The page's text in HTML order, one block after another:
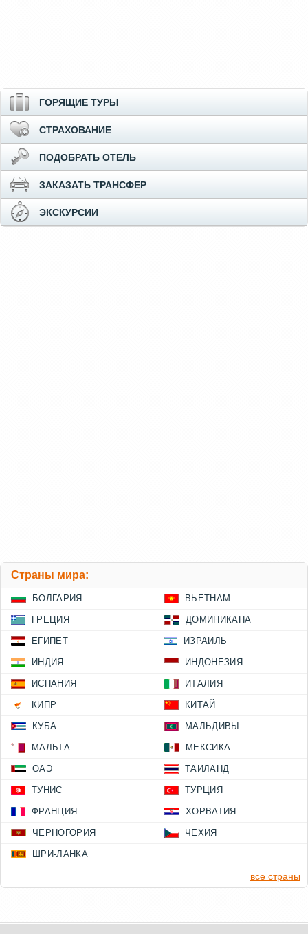
ГОРЯЩИЕ ТУРЫ
СТРАХОВАНИЕ
ПОДОБРАТЬ ОТЕЛЬ
ЗАКАЗАТЬ ТРАНСФЕР
ЭКСКУРСИИ
Страны мира:
БОЛГАРИЯ ВЬЕТНАМ
ГРЕЦИЯ ДОМИНИКАНА
ЕГИПЕТ ИЗРАИЛЬ
ИНДИЯ ИНДОНЕЗИЯ
ИСПАНИЯ ИТАЛИЯ
КИПР КИТАЙ
КУБА МАЛЬДИВЫ
МАЛЬТА МЕКСИКА
ОАЭ ТАИЛАНД
ТУНИС ТУРЦИЯ
ФРАНЦИЯ ХОРВАТИЯ
ЧЕРНОГОРИЯ ЧЕХИЯ
ШРИ-ЛАНКА
все страны